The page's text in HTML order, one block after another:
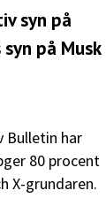
syn på
på Musk
Bulletin har
80 procent
X-grundaren.